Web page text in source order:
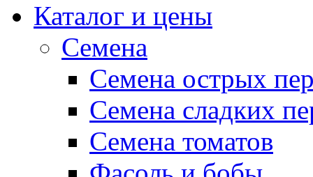
Каталог и цены
Семена
Семена острых
Семена сладких
Семена томатов